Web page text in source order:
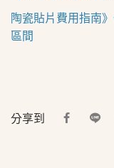
陶瓷貼片費用指南
區間
分享到